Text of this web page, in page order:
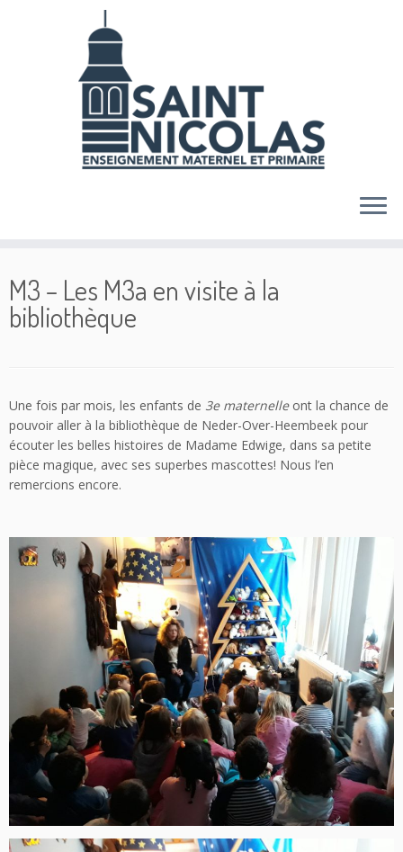
M3 – Les M3a en visite à la
bibliothèque
Une fois par mois, les enfants de 3e maternelleont la chance de
pouvoir aller à la bibliothèque de Neder-Over-Heembeek pour
écouter les belles histoires de Madame Edwige, dans sa petite
pièce magique, avec ses superbes mascottes! Nous l’en
remercions encore.